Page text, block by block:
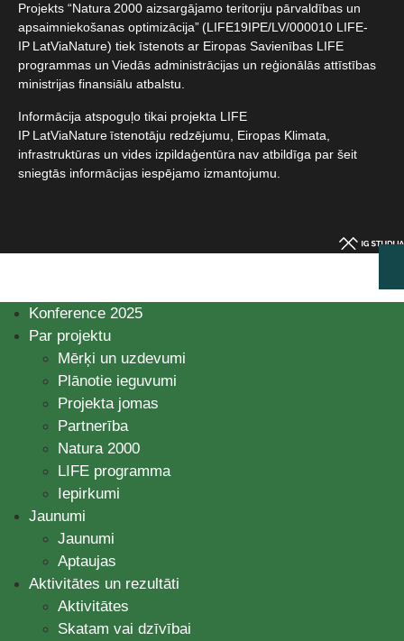
Projekts “Natura 2000 aizsargājamo teritoriju pārvaldības un
apsaimniekošanas optimizācija” (LIFE19IPE/LV/000010 LIFE-
IP LatViaNature) tiek īstenots ar Eiropas Savienības LIFE
programmas un Viedās administrācijas un reģionālās attīstības
ministrijas finansiālu atbalstu.​
Informācija atspoguļo tikai projekta LIFE
IP LatViaNature īstenotāju redzējumu, Eiropas Klimata,
infrastruktūras un vides izpildaģentūra nav atbildīga par šeit
sniegtās informācijas iespējamo izmantojumu.​
Konference 2025
Par projektu
Mērķi un uzdevumi
Plānotie ieguvumi
Projekta jomas
Partnerība
Natura 2000
LIFE programma
Iepirkumi
Jaunumi
Jaunumi
Aptaujas
Aktivitātes un rezultāti
Aktivitātes
Skatam vai dzīvībai